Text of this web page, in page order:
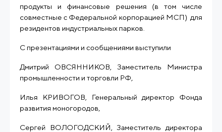
продукты и финансовые решения (в том числе
совместные с Федеральной корпорацией МСП) для
резидентов индустриальных парков.
С презентациями и сообщениями выступили
Дмитрий ОВСЯННИКОВ, Заместитель Министра
промышленности и торговли РФ,
Илья КРИВОГОВ, Генеральный директор Фонда
развития моногородов,
Сергей ВОЛОГОДСКИЙ, Заместитель директора